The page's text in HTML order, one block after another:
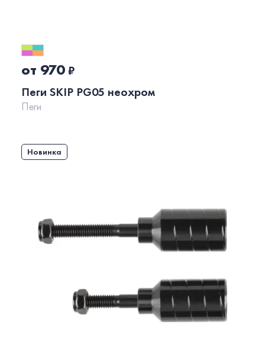
от 970₽
Пеги SKIP PG05 неохром
Пеги
Новинка